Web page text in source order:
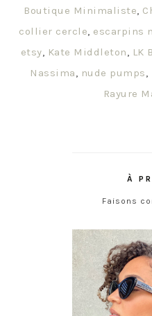
Boutique Minimaliste,
collier cercle, escarpins
etsy, Kate Middleton, LK
Nassima, nude pumps,
Rayure
À
Faisons